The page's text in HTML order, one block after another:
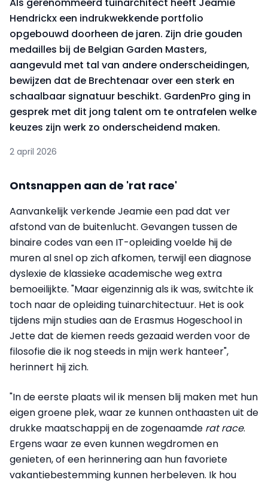
Als gerenommeerd tuinarchitect heeft Jeamie
Hendrickx een indrukwekkende portfolio
opgebouwd doorheen de jaren. Zijn drie gouden
medailles bij de Belgian Garden Masters,
aangevuld met tal van andere onderscheidingen,
bewijzen dat de Brechtenaar over een sterk en
schaalbaar signatuur beschikt. GardenPro ging in
gesprek met dit jong talent om te ontrafelen welke
keuzes zijn werk zo onderscheidend maken.
2 april 2026
Ontsnappen aan de 'rat race'
Aanvankelijk verkende Jeamie een pad dat ver
afstond van de buitenlucht. Gevangen tussen de
binaire codes van een IT-opleiding voelde hij de
muren al snel op zich afkomen, terwijl een diagnose
dyslexie de klassieke academische weg extra
bemoeilijkte. "Maar eigenzinnig als ik was, switchte ik
toch naar de opleiding tuinarchitectuur. Het is ook
tijdens mijn studies aan de Erasmus Hogeschool in
Jette dat de kiemen reeds gezaaid werden voor de
filosofie die ik nog steeds in mijn werk hanteer",
herinnert hij zich.
"In de eerste plaats wil ik mensen blij maken met hun
eigen groene plek, waar ze kunnen onthaasten uit de
drukke maatschappij en de zogenaamde rat race.
Ergens waar ze even kunnen wegdromen en
genieten, of een herinnering aan hun favoriete
vakantiebestemming kunnen herbeleven. Ik hou